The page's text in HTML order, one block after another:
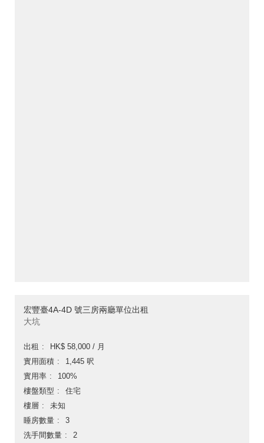
宏豐臺4A-4D 號三房兩廳單位出租
大坑
出租
HK$ 58,000 / 月
實用面積
1,445 呎
實用率
100%
樓盤類型
住宅
樓層
未知
睡房數量
3
洗手間數量
2